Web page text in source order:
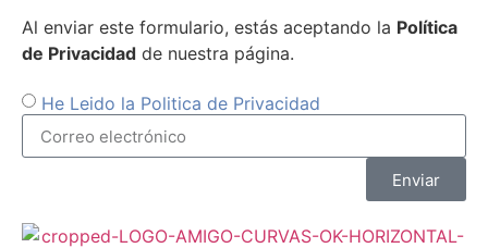
Al enviar este formulario, estás aceptando la Política
de Privacidad de nuestra página.
He Leido la Politica de Privacidad
Enviar